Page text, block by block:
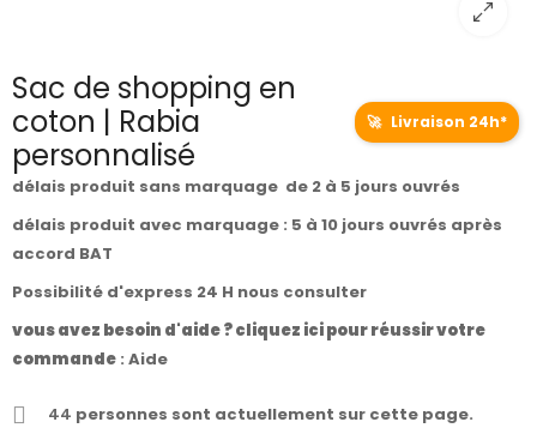
Sac de shopping en
coton | Rabia
personnalisé
🚀 Livraison 24h*
délais produit sans marquage de 2 à 5 jours ouvrés
délais produit avec marquage : 5 à 10 jours ouvrés après
accord BAT
Possibilité d'express 24 H nous consulter
vous avez besoin d'aide ? cliquez ici pour réussir votre
commande : Aide
44 personnes sont actuellement sur cette page.